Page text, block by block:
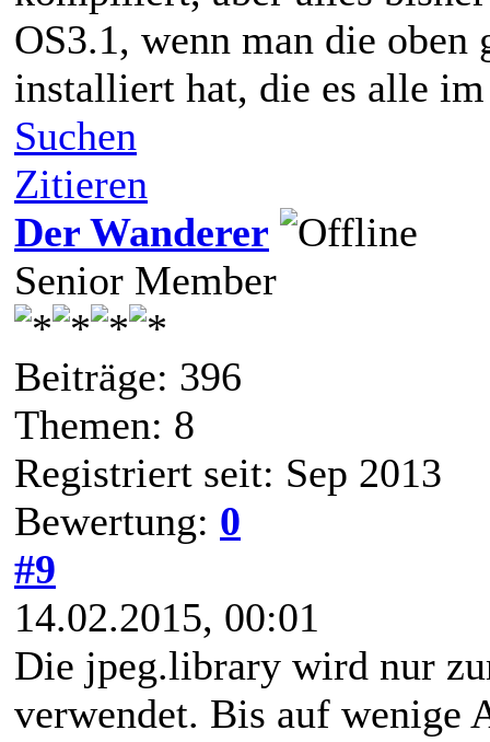
OS3.1, wenn man die oben
installiert hat, die es alle
Suchen
Zitieren
Der Wanderer
Senior Member
Beiträge: 396
Themen: 8
Registriert seit: Sep 2013
Bewertung: 0
#9
14.02.2015, 00:01
Die jpeg.library wird nur
verwendet. Bis auf wenige